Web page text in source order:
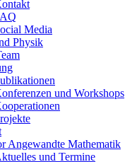
Media
Physik
und Workshops
Angewandte Mathematik
und Termine